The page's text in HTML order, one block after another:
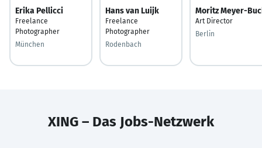
Erika Pellicci
Freelance
Photographer
München
Hans van Luijk
Freelance
Photographer
Rodenbach
Moritz Meyer-
Art Director
Berlin
XING – Das Jobs-Netzwerk